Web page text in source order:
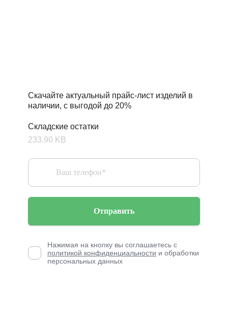
Скачайте актуальный прайс-лист изделий в
наличии, с выгодой до 20%
Складские остатки
233.90 KB
Отправить
Нажимая на кнопку вы соглашаетесь с
политикой конфиденциальности и обработки
персональных данных